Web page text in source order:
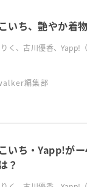
いち、艶やか着
く、古川優香、Yapp!
編集部
いち・Yapp!が
？